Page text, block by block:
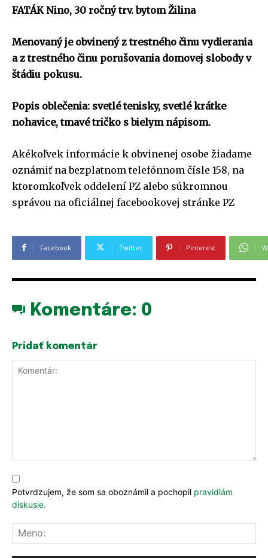
FATÁK Nino, 30 ročný trv. bytom Žilina
Menovaný je obvinený z trestného činu vydierania
a z trestného činu porušovania domovej slobody v
štádiu pokusu.
Popis oblečenia: svetlé tenisky, svetlé krátke
nohavice, tmavé tričko s bielym nápisom.
Akékoľvek informácie k obvinenej osobe žiadame
oznámiť na bezplatnom telefónnom čísle 158, na
ktoromkoľvek oddelení PZ alebo súkromnou
správou na oficiálnej facebookovej stránke PZ
Facebook Twitter Pinterest
Komentáre: 0
Pridať komentár
Potvrdzujem, že som sa oboznámil a pochopil pravidlám
diskusie.